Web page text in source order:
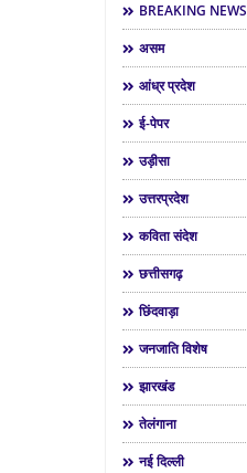
BREAKING NEWS
असम
आंध्र प्रदेश
ई-पेपर
उड़ीसा
उत्तरप्रदेश
कविता संदेश
छत्तीसगढ़
छिंदवाड़ा
जनजाति विशेष
झारखंड
तेलंगाना
नई दिल्ली